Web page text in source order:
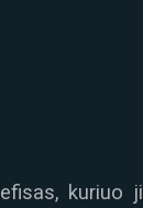
kuriuo ji